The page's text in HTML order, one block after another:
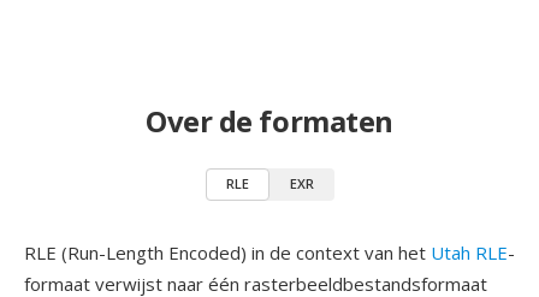
Over de formaten
RLE EXR
RLE (Run-Length Encoded) in de context van het Utah RLE-
formaat verwijst naar één rasterbeeldbestandsformaat